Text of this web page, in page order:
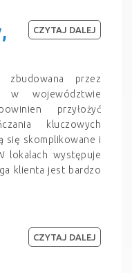
zbudowana przez
w województwie
przyłożyć
kluczowych
się skomplikowane i
lokalach występuje
klienta jest bardzo
CZYTAJ DALEJ
CZYTAJ DALEJ